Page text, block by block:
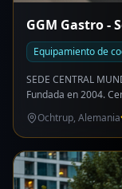
GGM Gastro -
Equipamiento de
SEDE CENTRAL
Fundada en 2004.
principal y más de
>500M€ anuales.
Ochtrup, Alemania